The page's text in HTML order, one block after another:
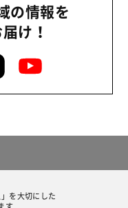
の情報を
け！
を大切にした